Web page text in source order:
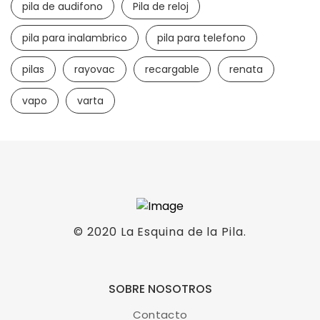
pila de audifono Pila de reloj
pila para inalambrico pila para telefono
pilas rayovac recargable renata
vapo varta
Pila AAA recargable USB de litio
LEER MÁS
Pilas AAA Varta Alcalina
© 2020 La Esquina de la Pila.
SOBRE NOSOTROS
Contacto